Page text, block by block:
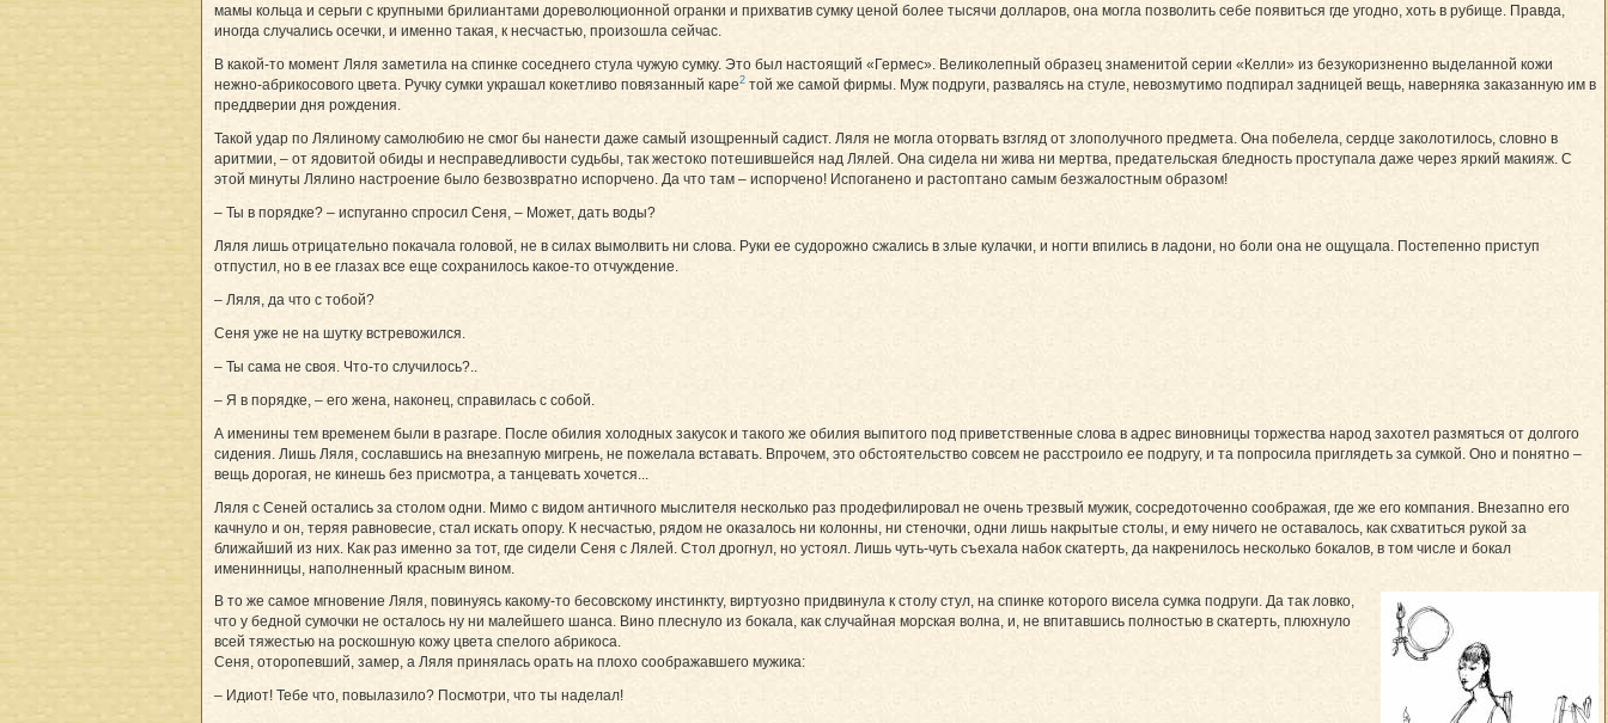
мамы кольца и серьги с крупными брилиантами дореволюционной огранки и прихватив сумку ценой более тысячи долларов, она могла позволить себе появиться где угодно, хоть в рубище. Правда,
иногда случались осечки, и именно такая, к несчастью, произошла сейчас.
В какой-то момент Ляля заметила на спинке соседнего стула чужую сумку. Это был настоящий «Гермес». Великолепный образец знаменитой серии «Келли» из безукоризненно выделанной кожи
нежно-абрикосового цвета. Ручку сумки украшал кокетливо повязанный каре2 той же самой фирмы. Муж подру­ги, развалясь на стуле, невозмутимо подпирал задницей вещь, наверняка заказанную им в
преддверии дня рождения.
Такой удар по Лялиному самолюбию не смог бы нанести даже самый изощренный садист. Ляля не могла оторвать взгляд от злополучного предмета. Она побелела, сердце заколотилось, словно в
аритмии, – от ядовитой обиды и несправедливости судьбы, так жестоко потешившейся над Лялей. Она сидела ни жива ни мертва, предательская бледность проступала даже через яркий макияж. С
этой минуты Лялино настроение было безвозвратно испорчено. Да что там – испорчено! Испоганено и растоптано самым безжалостным образом!
– Ты в порядке? – испуганно спросил Сеня, – Может, дать воды?
Ляля лишь отрицательно покачала головой, не в силах вымолвить ни слова. Руки ее судорожно сжались в злые кулачки, и ногти впились в ладони, но боли она не ощущала. Постепенно приступ
отпустил, но в ее глазах все еще сохранилось какое-то отчуждение.
– Ляля, да что с тобой?
Сеня уже не на шутку встревожился.
– Ты сама не своя. Что-то случилось?..
– Я в порядке, – его жена, наконец, справилась с собой.
А именины тем временем были в разгаре. После обилия холодных закусок и такого же обилия выпитого под приветственные слова в адрес виновницы торжества народ захотел размяться от долгого
сидения. Лишь Ляля, сославшись на внезапную мигрень, не пожелала вставать. Впрочем, это обстоятельство совсем не расстроило ее подругу, и та попросила приглядеть за сумкой. Оно и понятно –
вещь дорогая, не кинешь без присмотра, а танцевать хочется...
Ляля с Сеней остались за столом одни. Мимо с видом античного мыслителя несколько раз продефилировал не очень трезвый мужик, сосредоточенно соображая, где же его компания. Внезапно его
качнуло и он, теряя равновесие, стал искать опору. К несчастью, рядом не оказалось ни колонны, ни стеночки, одни лишь накрытые столы, и ему ничего не оставалось, как схватиться рукой за
ближайший из них. Как раз именно за тот, где сидели Сеня с Лялей. Стол дрогнул, но устоял. Лишь чуть-чуть съехала набок скатерть, да накренилось несколько бокалов, в том числе и бокал
именинницы, наполненный красным вином.
В то же самое мгновение Ляля, повинуясь какому-то бесовскому инстинкту, виртуозно придвинула к столу стул, на спинке которого висела сумка подруги. Да так ловко,
что у бедной сумочки не осталось ну ни малейшего шанса. Вино плеснуло из бокала, как случайная морская волна, и, не впитавшись полностью в скатерть, плюхнуло
всей тяжестью на роскошную кожу цвета спелого абрикоса.
Сеня, оторопевший, замер, а Ляля принялась орать на плохо соображавшего мужика:
– Идиот! Тебе что, повылазило? Посмотри, что ты наделал!